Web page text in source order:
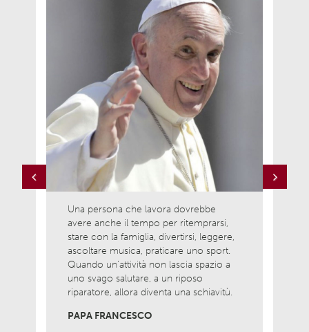
Una persona che lavora dovrebbe
avere anche il tempo per ritemprarsi,
stare con la famiglia, divertirsi, leggere,
ascoltare musica, praticare uno sport.
Quando un’attività non lascia spazio a
uno svago salutare, a un riposo
riparatore, allora diventa una schiavitù.
PAPA FRANCESCO
Previous